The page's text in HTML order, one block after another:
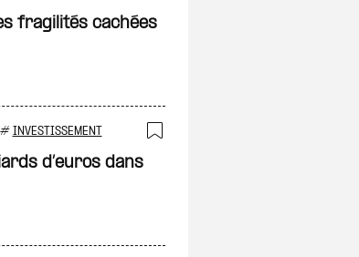
Ajouter à ma
fragilités cachées
# INVESTISSEMENT
Ajouter à ma
d’euros dans